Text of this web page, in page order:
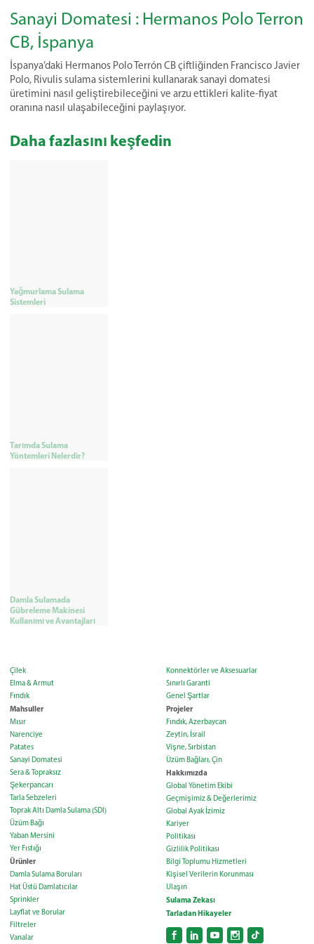
Sanayi Domatesi : Hermanos Polo Terron
CB, İspanya
İspanya’daki Hermanos Polo Terrón CB çiftliğinden Francisco Javier
Polo, Rivulis sulama sistemlerini kullanarak sanayi domatesi
üretimini nasıl geliştirebileceğini ve arzu ettikleri kalite-fiyat
oranına nasıl ulaşabileceğini paylaşıyor.
Daha fazlasını keşfedin
Yağmurlama Sulama
Sistemleri
Tarımda Sulama
Yöntemleri Nelerdir?
Damla Sulamada
Gübreleme Makinesi
Kullanımı ve Avantajları
Çilek
Elma & Armut
Fındık
Mahsuller
Mısır
Narenciye
Patates
Sanayi Domatesi
Sera & Topraksız
Şekerpancarı
Tarla Sebzeleri
Toprak Altı Damla Sulama (SDI)
Üzüm Bağı
Yaban Mersini
Yer Fıstığı
Ürünler
Damla Sulama Boruları
Hat Üstü Damlatıcılar
Sprinkler
Layflat ve Borular
Filtreler
Vanalar
Konnektörler ve Aksesuarlar
Sınırlı Garanti
Genel Şartlar
Projeler
Fındık, Azerbaycan
Zeytin, İsrail
Vişne, Sırbistan
Üzüm Bağları, Çin
Hakkımızda
Global Yönetim Ekibi
Geçmişimiz & Değerlerimiz
Global Ayak İzimiz
Kariyer
Politikası
Gizlilik Politikası
Bilgi Toplumu Hizmetleri
Kişisel Verilerin Korunması
Ulaşın
Sulama Zekası
Tarladan Hikayeler